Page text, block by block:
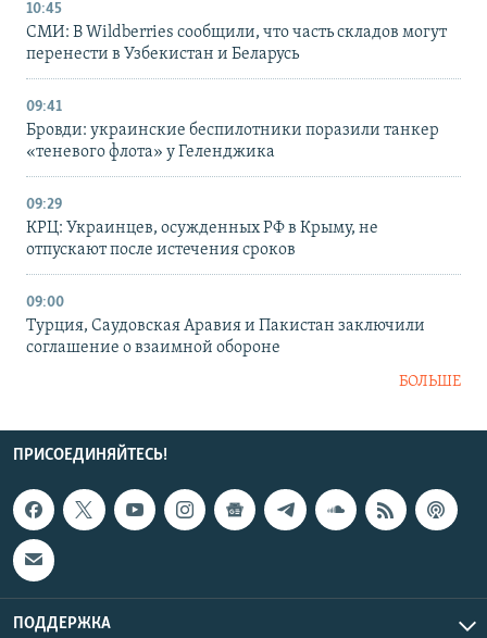
10:45
СМИ: В Wildberries сообщили, что часть складов могут
перенести в Узбекистан и Беларусь
09:41
Бровди: украинские беспилотники поразили танкер
«теневого флота» у Геленджика
09:29
КРЦ: Украинцев, осужденных РФ в Крыму, не
отпускают после истечения сроков
09:00
Турция, Саудовская Аравия и Пакистан заключили
соглашение о взаимной обороне
БОЛЬШЕ
ПРИСОЕДИНЯЙТЕСЬ!
ПОДДЕРЖКА